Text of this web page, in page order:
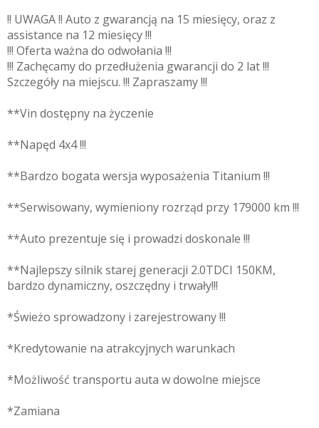
!! UWAGA !! Auto z gwarancją na 15 miesięcy, oraz z
assistance na 12 miesięcy !!!
!!! Oferta ważna do odwołania !!!
!!! Zachęcamy do przedłużenia gwarancji do 2 lat !!!
Szczegóły na miejscu. !!! Zapraszamy !!!
**Vin dostępny na życzenie
**Napęd 4x4 !!!
**Bardzo bogata wersja wyposażenia Titanium !!!
**Serwisowany, wymieniony rozrząd przy 179000 km !!!
**Auto prezentuje się i prowadzi doskonale !!!
**Najlepszy silnik starej generacji 2.0TDCI 150KM,
bardzo dynamiczny, oszczędny i trwały!!!
*Świeżo sprowadzony i zarejestrowany !!!
*Kredytowanie na atrakcyjnych warunkach
*Możliwość transportu auta w dowolne miejsce
*Zamiana